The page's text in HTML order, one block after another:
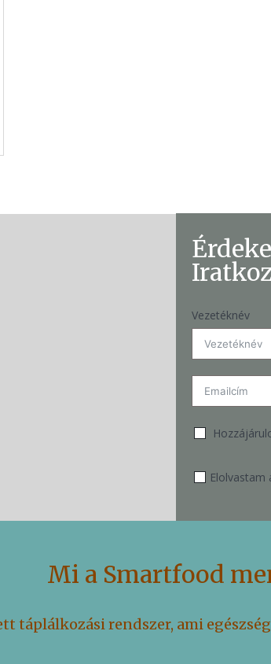
Vezetéknév
Elolvastam
Mi a Smartfood
táplálkozási rendszer, ami